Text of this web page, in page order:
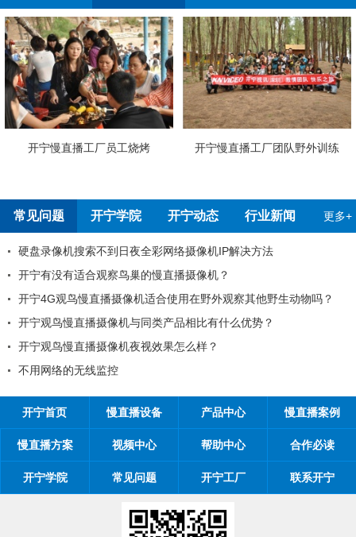
工厂员工烧烤
开宁慢直播工厂团队野外训练
常见问题 开宁学院 开宁动态 行业新闻 更多+
索不到日夜全彩网络摄像机IP解决方法
合观察鸟巢的慢直播摄像机？
直播摄像机适合使用在野外观察其他野生动物吗？
播摄像机与同类产品相比有什么优势？
播摄像机夜视效果怎么样？
线监控
工程商如何
开宁首页 慢直播设备 产品中心 慢直播案例
慢直播方案 视频中心 帮助中心 合作必读
开宁学院 常见问题 开宁工厂 联系开宁